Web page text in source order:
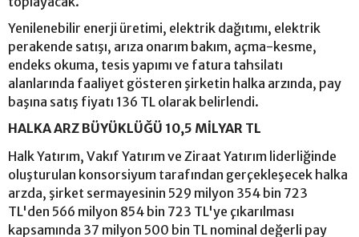
Yenilenebilir enerji üretimi, elektrik dağıtımı, elektrik
perakende satışı, arıza onarım bakım, açma-kesme,
endeks okuma, tesis yapımı ve fatura tahsilatı
alanlarında faaliyet gösteren şirketin halka arzında, pay
başına satış fiyatı 136 TL olarak belirlendi.
HALKA ARZ BÜYÜKLÜĞÜ 10,5 MİLYAR TL
Halk Yatırım, Vakıf Yatırım ve Ziraat Yatırım liderliğinde
oluşturulan konsorsiyum tarafından gerçekleşecek halka
arzda, şirket sermayesinin 529 milyon 354 bin 723
TL'den 566 milyon 854 bin 723 TL'ye çıkarılması
kapsamında 37 milyon 500 bin TL nominal değerli pay